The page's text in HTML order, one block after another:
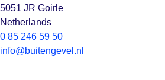
5051 JR Goirle
Netherlands
0 85 246 59 50
info@buitengevel.nl